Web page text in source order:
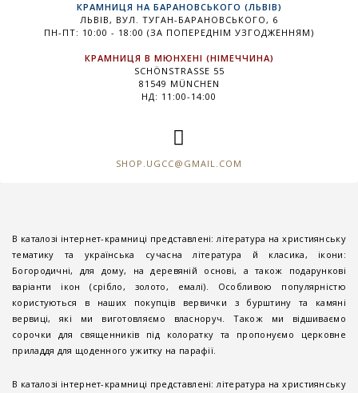
КРАМНИЦЯ НА БАРАНОВСЬКОГО (ЛЬВІВ)
ЛЬВІВ, ВУЛ. ТУГАН-БАРАНОВСЬКОГО, 6
ПН-ПТ: 10:00 - 18:00 (ЗА ПОПЕРЕДНІМ УЗГОДЖЕННЯМ)
КРАМНИЦЯ В МЮНХЕНІ (НІМЕЧЧИНА)
SCHÖNSTRASSE 55
81549 MÜNCHEN
НД: 11:00-14:00
SHOP.UGCC@GMAIL.COM
В каталозі інтернет-крамниці представлені: література на християнську
тематику та українська сучасна література й класика, ікони:
Богородичні, для дому, на деревяній основі, а також подарункові
варіанти ікон (срібло, золото, емалі). Особливою популярністю
користуються в наших покупців вервички з бурштину та камяні
вервиці, які ми виготовляємо власноруч. Також ми відшиваємо
сорочки для священників під колоратку та пропонуємо церковне
приладдя для щоденного ужитку на парафії.
В каталозі інтернет-крамниці представлені: література на християнську